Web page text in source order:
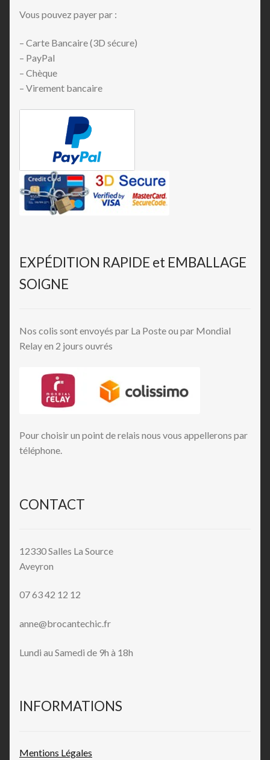
Vous pouvez payer par :
– Carte Bancaire (3D sécure)
– PayPal
– Chèque
– Virement bancaire
EXPÉDITION RAPIDE et EMBALLAGE
SOIGNE
Nos colis sont envoyés par La Poste ou par Mondial
Relay en 2 jours ouvrés
Pour choisir un point de relais nous vous appellerons par
téléphone.
CONTACT
12330 Salles La Source
Aveyron
07 63 42 12 12
anne@brocantechic.fr
Lundi au Samedi de 9h à 18h
INFORMATIONS
Mentions Légales